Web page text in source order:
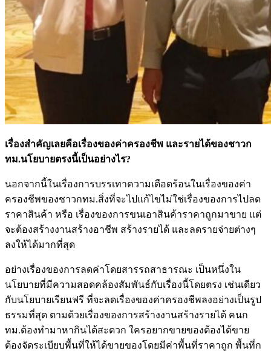
เรื่องสำคัญเลยคือเรื่องของค่าครองชีพ และรายได้ของชาวก
ทม.นโยบายตรงนี้เป็นอย่างไร?
นอกจากนี้ในเรื่องการบรรเทาความเดือดร้อนในเรื่องของค่า
ครองชีพของชาวกทม.สิ่งที่จะไปแก้ไขไม่ใช่เรื่องของการไปลด
ราคาสินค้า หรือ เรื่องของการขนเอาสินค้าราคาถูกมาขาย แต่
จะต้องสร้างงานสร้างอาชีพ สร้างรายได้ และลดรายจ่ายต่างๆ
ลงให้ได้มากที่สุด
อย่างเรื่องของการลดค่าโดยสารรถสาธารณะ เป็นหนึ่งใน
นโยบายที่มีความสอดคล้องสัมพันธ์กับเรื่องนี้โดยตรง เช่นเดียว
กับนโยบายเรียนฟรี ที่จะลดเรื่องของค่าครองชีพลงอย่างเป็นรูป
ธรรมที่สุด ตามด้วยเรื่องของการสร้างงานสร้างรายได้ คนก
ทม.ต้องทำมาหากินได้สะดวก ใครอยากขายของต้องได้ขาย
ต้องจัดระเบียบพื้นที่ให้ได้ขายของโดยมีค่าพื้นที่ราคาถูก พื้นที่ก